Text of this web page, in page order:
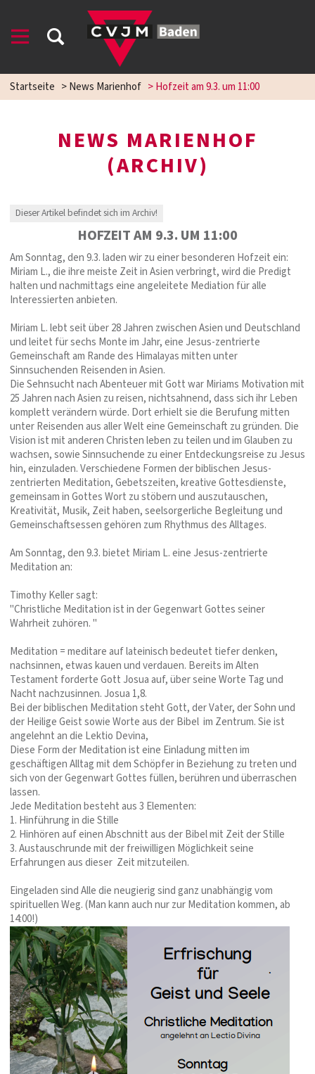
Startseite >News Marienhof >Hofzeit am 9.3. um 11:00
NEWS MARIENHOF
(ARCHIV)
Dieser Artikel befindet sich im Archiv!
HOFZEIT AM 9.3. UM 11:00
Am Sonntag, den 9.3. laden wir zu einer besonderen Hofzeit ein:
Miriam L., die ihre meiste Zeit in Asien verbringt, wird die Predigt
halten und nachmittags eine angeleitete Mediation für alle
Interessierten anbieten.
Miriam L. lebt seit über 28 Jahren zwischen Asien und Deutschland
und leitet für sechs Monte im Jahr, eine Jesus-zentrierte
Gemeinschaft am Rande des Himalayas mitten unter
Sinnsuchenden Reisenden in Asien.
Die Sehnsucht nach Abenteuer mit Gott war Miriams Motivation mit
25 Jahren nach Asien zu reisen, nichtsahnend, dass sich ihr Leben
komplett verändern würde. Dort erhielt sie die Berufung mitten
unter Reisenden aus aller Welt eine Gemeinschaft zu gründen. Die
Vision ist mit anderen Christen leben zu teilen und im Glauben zu
wachsen, sowie Sinnsuchende zu einer Entdeckungsreise zu Jesus
hin, einzuladen. Verschiedene Formen der biblischen Jesus-
zentrierten Meditation, Gebetszeiten, kreative Gottesdienste,
gemeinsam in Gottes Wort zu stöbern und auszutauschen,
Kreativität, Musik, Zeit haben, seelsorgerliche Begleitung und
Gemeinschaftsessen gehören zum Rhythmus des Alltages.
Am Sonntag, den 9.3. bietet Miriam L. eine Jesus-zentrierte
Meditation an:
Timothy Keller sagt:
"Christliche Meditation ist in der Gegenwart Gottes seiner
Wahrheit zuhören. "
Meditation = meditare auf lateinisch bedeutet tiefer denken,
nachsinnen, etwas kauen und verdauen. Bereits im Alten
Testament forderte Gott Josua auf, über seine Worte Tag und
Nacht nachzusinnen. Josua 1,8.
Bei der biblischen Meditation steht Gott, der Vater, der Sohn und
der Heilige Geist sowie Worte aus der Bibel im Zentrum. Sie ist
angelehnt an die Lektio Devina,
Diese Form der Meditation ist eine Einladung mitten im
geschäftigen Alltag mit dem Schöpfer in Beziehung zu treten und
sich von der Gegenwart Gottes füllen, berühren und überraschen
lassen.
Jede Meditation besteht aus 3 Elementen:
1. Hinführung in die Stille
2. Hinhören auf einen Abschnitt aus der Bibel mit Zeit der Stille
3. Austauschrunde mit der freiwilligen Möglichkeit seine
Erfahrungen aus dieser Zeit mitzuteilen.
Eingeladen sind Alle die neugierig sind ganz unabhängig vom
spirituellen Weg. (Man kann auch nur zur Meditation kommen, ab
14:00!)